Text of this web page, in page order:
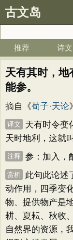
古文岛
推荐 诗文
天有其时，地
能参。
摘自《荀子·天论》
译文
天有时令变
天时地利，这就
注释 参：加入，
赏析
此句此论述
动作用，四季变
物、提供物产是
耕、夏耘、秋收
自然界的资源，